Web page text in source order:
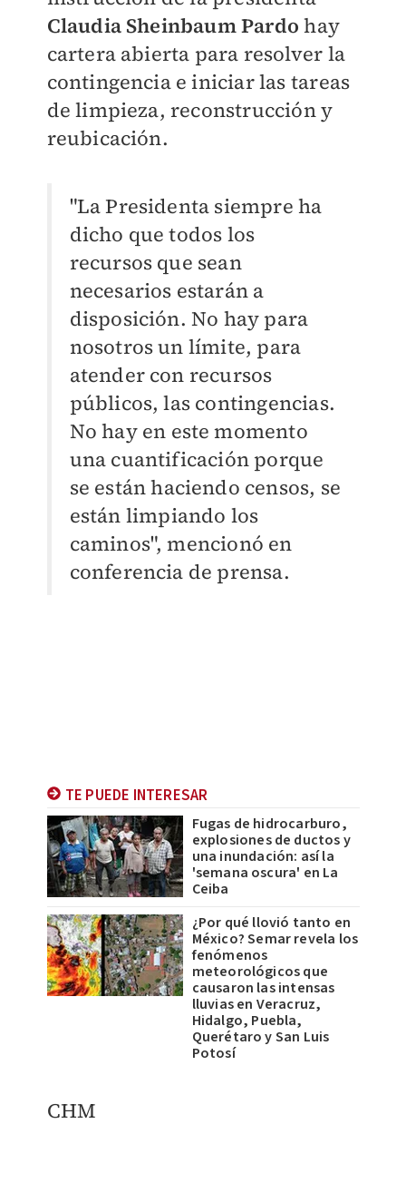
Claudia Sheinbaum Pardohay
cartera abierta para resolver la
contingencia e iniciar las tareas
de limpieza, reconstrucción y
reubicación.
"La Presidenta siempre ha
dicho que todos los
recursos que sean
necesarios estarán a
disposición. No hay para
nosotros un límite, para
atender con recursos
públicos, las contingencias.
No hay en este momento
una cuantificación porque
se están haciendo censos, se
están limpiando los
caminos", mencionó en
conferencia de prensa.
TE PUEDE INTERESAR
Fugas de hidrocarburo,
explosiones de ductos y
una inundación: así la
'semana oscura' en La
Ceiba
¿Por qué llovió tanto en
México? Semar revela los
fenómenos
meteorológicos que
causaron las intensas
lluvias en Veracruz,
Hidalgo, Puebla,
Querétaro y San Luis
Potosí
CHM